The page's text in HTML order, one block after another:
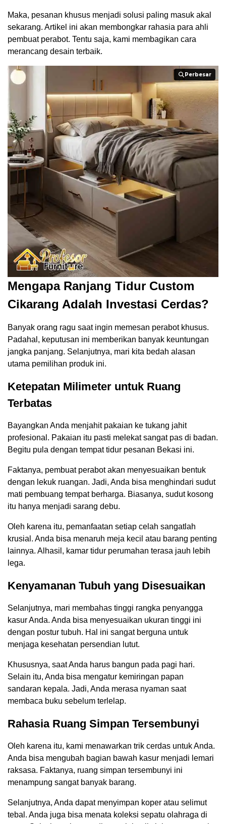
Maka, pesanan khusus menjadi solusi paling masuk akal
sekarang. Artikel ini akan membongkar rahasia para ahli
pembuat perabot. Tentu saja, kami membagikan cara
merancang desain terbaik.
Perbesar
Perbesar
Mengapa Ranjang Tidur Custom
Cikarang Adalah Investasi Cerdas?
Banyak orang ragu saat ingin memesan perabot khusus.
Padahal, keputusan ini memberikan banyak keuntungan
jangka panjang. Selanjutnya, mari kita bedah alasan
utama pemilihan produk ini.
Ketepatan Milimeter untuk Ruang
Terbatas
Bayangkan Anda menjahit pakaian ke tukang jahit
profesional. Pakaian itu pasti melekat sangat pas di badan.
Begitu pula dengan tempat tidur pesanan Bekasi ini.
Faktanya, pembuat perabot akan menyesuaikan bentuk
dengan lekuk ruangan. Jadi, Anda bisa menghindari sudut
mati pembuang tempat berharga. Biasanya, sudut kosong
itu hanya menjadi sarang debu.
Oleh karena itu, pemanfaatan setiap celah sangatlah
krusial. Anda bisa menaruh meja kecil atau barang penting
lainnya. Alhasil, kamar tidur perumahan terasa jauh lebih
lega.
Kenyamanan Tubuh yang Disesuaikan
Selanjutnya, mari membahas tinggi rangka penyangga
kasur Anda. Anda bisa menyesuaikan ukuran tinggi ini
dengan postur tubuh. Hal ini sangat berguna untuk
menjaga kesehatan persendian lutut.
Khususnya, saat Anda harus bangun pada pagi hari.
Selain itu, Anda bisa mengatur kemiringan papan
sandaran kepala. Jadi, Anda merasa nyaman saat
membaca buku sebelum terlelap.
Rahasia Ruang Simpan Tersembunyi
Oleh karena itu, kami menawarkan trik cerdas untuk Anda.
Anda bisa mengubah bagian bawah kasur menjadi lemari
raksasa. Faktanya, ruang simpan tersembunyi ini
menampung sangat banyak barang.
Selanjutnya, Anda dapat menyimpan koper atau selimut
tebal. Anda juga bisa menata koleksi sepatu olahraga di